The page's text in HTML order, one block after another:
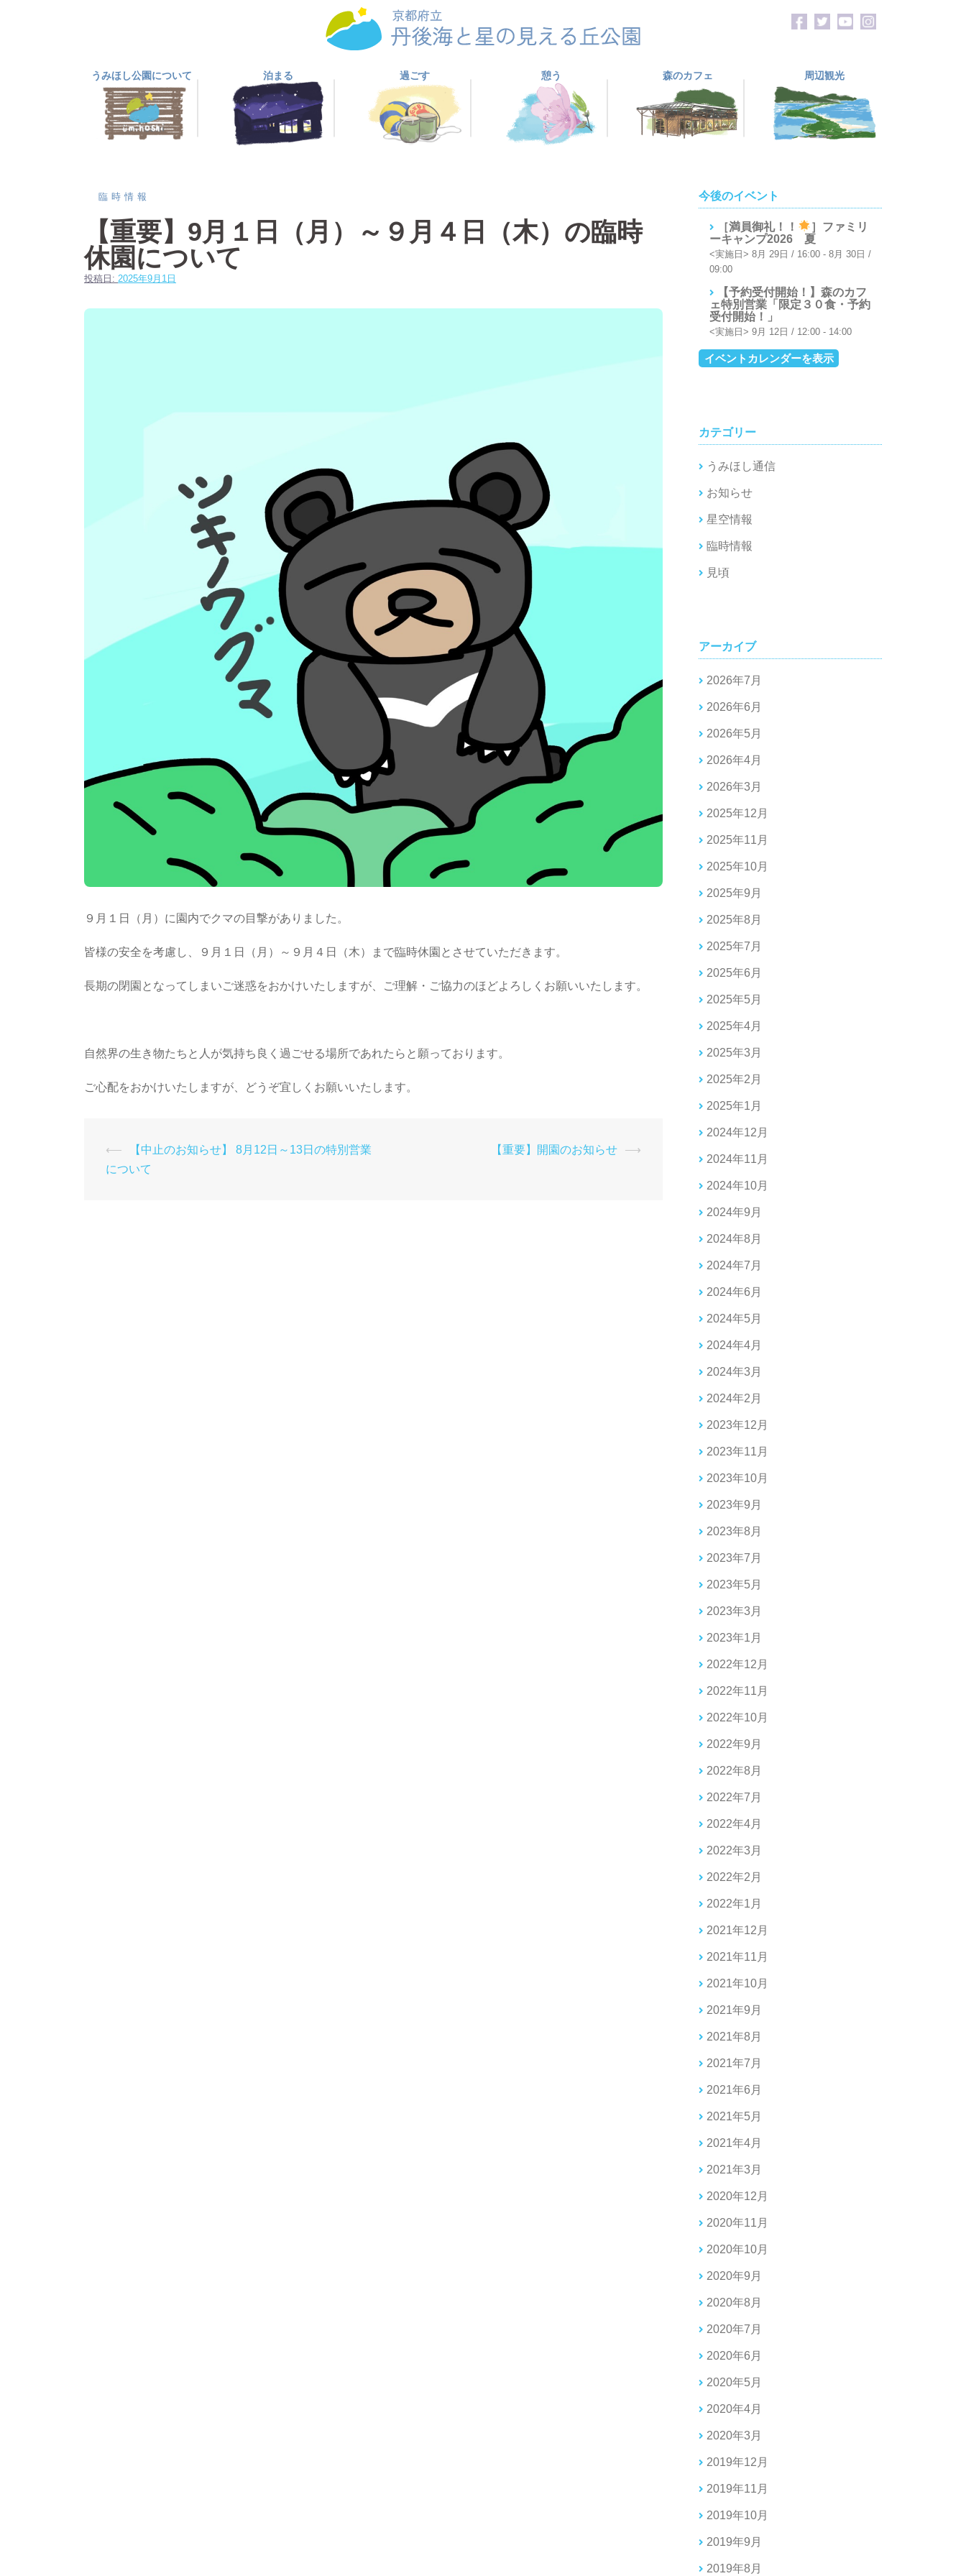
うみほし公園について 泊まる 過ごす 憩う 森のカフェ 周辺観光
臨時情報
【重要】9月１日（月）～９月４日（木）の臨時
休園について
投稿日: 2025年9月1日
９月１日（月）に園内でクマの目撃がありました。
皆様の安全を考慮し、９月１日（月）～９月４日（木）まで臨時休園とさせていただきます。
長期の閉園となってしまいご迷惑をおかけいたしますが、ご理解・ご協力のほどよろしくお願いいたします。
自然界の生き物たちと人が気持ち良く過ごせる場所であれたらと願っております。
ご心配をおかけいたしますが、どうぞ宜しくお願いいたします。
投
⟵
【中止のお知らせ】 8月12日～13日の特別営業
について
【重要】開園のお知らせ ⟶
今後のイベント
［満員御礼！！
］ファミリ
ーキャンプ2026 夏
8月 29日 / 16:00 - 8月 30日 /
09:00
【予約受付開始！】森のカフ
ェ特別営業「限定３０食・予約
受付開始！」
9月 12日 / 12:00 - 14:00
イベントカレンダーを表示
カテゴリー
うみほし通信
お知らせ
星空情報
臨時情報
見頃
アーカイブ
2026年7月
2026年6月
2026年5月
2026年4月
2026年3月
2025年12月
2025年11月
2025年10月
2025年9月
2025年8月
2025年7月
2025年6月
2025年5月
2025年4月
2025年3月
2025年2月
2025年1月
2024年12月
2024年11月
2024年10月
2024年9月
2024年8月
2024年7月
2024年6月
2024年5月
2024年4月
2024年3月
2024年2月
2023年12月
2023年11月
2023年10月
2023年9月
2023年8月
2023年7月
2023年5月
2023年3月
2023年1月
2022年12月
2022年11月
2022年10月
2022年9月
2022年8月
2022年7月
2022年4月
2022年3月
2022年2月
2022年1月
2021年12月
2021年11月
2021年10月
2021年9月
2021年8月
2021年7月
2021年6月
2021年5月
2021年4月
2021年3月
2020年12月
2020年11月
2020年10月
2020年9月
2020年8月
2020年7月
2020年6月
2020年5月
2020年4月
2020年3月
2019年12月
2019年11月
2019年10月
2019年9月
2019年8月